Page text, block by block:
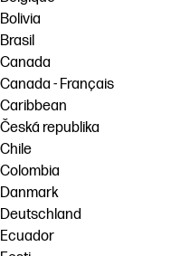
Bolivia
Brasil
Canada
Canada - Français
Caribbean
Česká republika
Chile
Colombia
Danmark
Deutschland
Ecuador